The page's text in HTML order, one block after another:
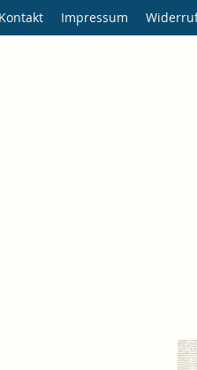
Kontakt Impressum